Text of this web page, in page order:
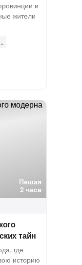
и
жители
Пешая
2 часа
тайн
где
историю